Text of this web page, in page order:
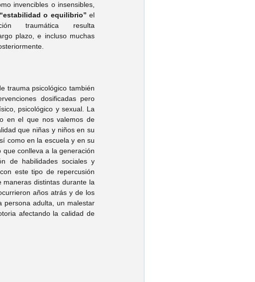
invencibles o insensibles,
“estabilidad o equilibrio” el
traumática resulta
plazo, e incluso muchas
trauma psicológico también
dosificadas pero
psicológico y sexual. La
en el que nos valemos de
que niñas y niños en su
como en la escuela y en su
conlleva a la generación
de habilidades sociales y
este tipo de repercusión
distintas durante la
años atrás y de los
persona adulta, un malestar
afectando la calidad de